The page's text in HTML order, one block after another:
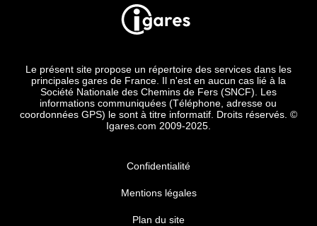
Le présent site propose un répertoire des services dans les
principales gares de France. Il n'est en aucun cas lié à la
Société Nationale des Chemins de Fers (SNCF). Les
informations communiquées (Téléphone, adresse ou
coordonnées GPS) le sont à titre informatif. Droits réservés. ©
Igares.com 2009-2025.
Confidentialité
Mentions légales
Plan du site